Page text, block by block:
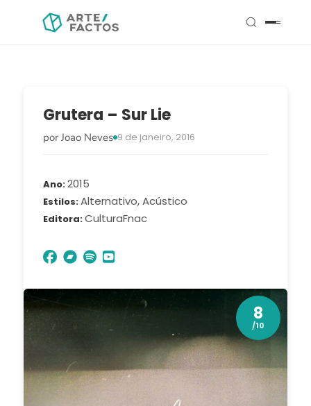
Grutera – Sur Lie
por Joao Neves 9 de janeiro, 2016
Ano 2015
Estilos Alternativo, Acústico
Editora CulturaFnac
8
/10